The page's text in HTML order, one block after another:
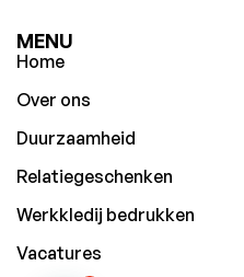
MENU
Home
Over ons
Duurzaamheid
Relatiegeschenken
Werkkledij bedrukken
Vacatures